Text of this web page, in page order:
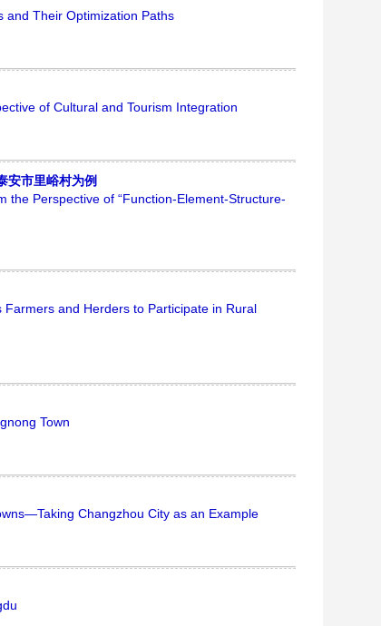
and Their Optimization Paths
of Cultural and Tourism Integration
安市里峪村为例
the Perspective of “Function-Element-Structure-
and Herders to Participate in Rural
Town
Changzhou City as an Example